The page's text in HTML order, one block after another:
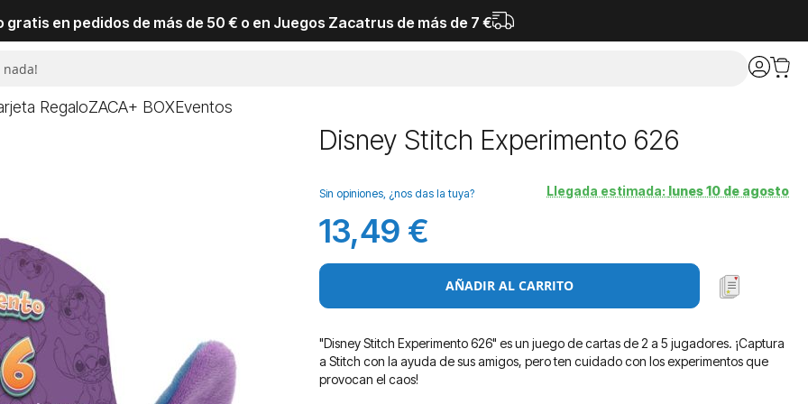
gratis en pedidos de más de 50 € o en Juegos Zacatrus de más de 7 €
RegaloZACA+ BOXEventos
Disney Stitch Experimento 626
Llegada estimada: lunes 10 de agosto
Sin opiniones, ¿nos das la tuya?
13,49 €
AÑADIR AL CARRITO
"Disney Stitch Experimento 626" es un juego de cartas de 2 a 5 jugadores. ¡Captura
a Stitch con la ayuda de sus amigos, pero ten cuidado con los experimentos que
provocan el caos!